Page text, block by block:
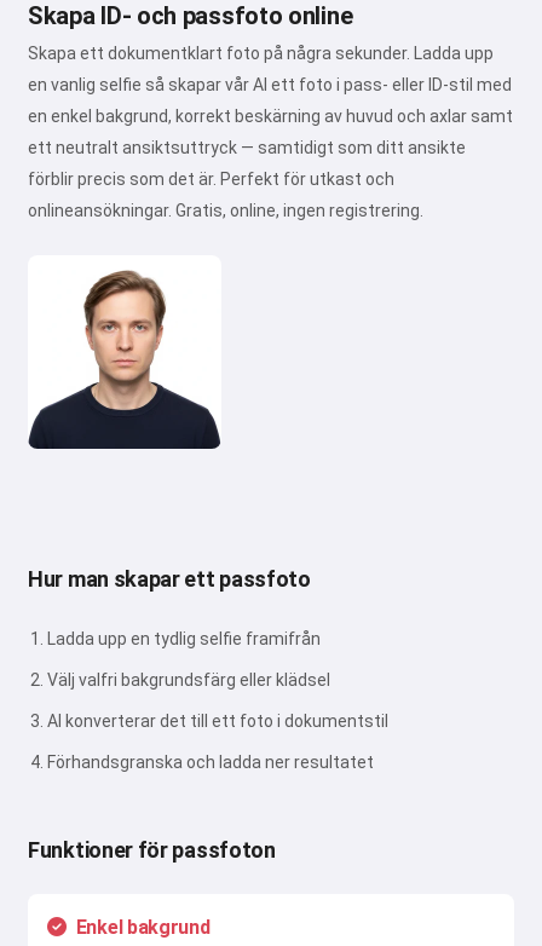
Skapa ID- och passfoto online
Skapa ett dokumentklart foto på några sekunder. Ladda upp
en vanlig selfie så skapar vår AI ett foto i pass- eller ID-stil med
en enkel bakgrund, korrekt beskärning av huvud och axlar samt
ett neutralt ansiktsuttryck — samtidigt som ditt ansikte
förblir precis som det är. Perfekt för utkast och
onlineansökningar. Gratis, online, ingen registrering.
Hur man skapar ett passfoto
Ladda upp en tydlig selfie framifrån
Välj valfri bakgrundsfärg eller klädsel
AI konverterar det till ett foto i dokumentstil
Förhandsgranska och ladda ner resultatet
Funktioner för passfoton
Enkel bakgrund